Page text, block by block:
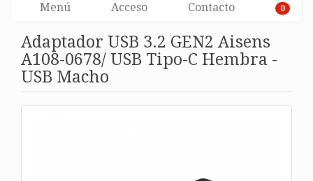
Menú Acceso Contacto 0
Adaptador USB 3.2 GEN2 Aisens
A108-0678/ USB Tipo-C Hembra -
USB Macho